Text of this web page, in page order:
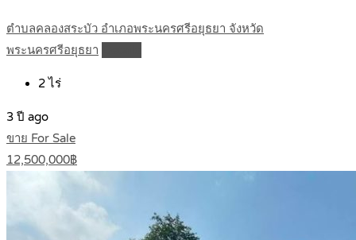
ตำบลคลองสระบัว อำเภอพระนครศรีอยุธยา จังหวัด
พระนครศรีอยุธยา
2ไร่
3 ปี ago
ขาย For Sale
12,500,000฿